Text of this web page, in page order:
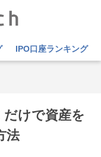
IPO口座ランキング
けで資産を
法